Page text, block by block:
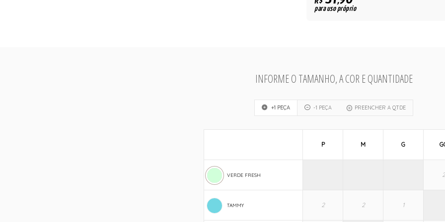
para uso próprio
INFORME O TAMANHO, A COR E QUANTIDADE
+1 PEÇA -1 PEÇA PREENCHER A QTDE
VERDE FRESH
TAMMY
P M G